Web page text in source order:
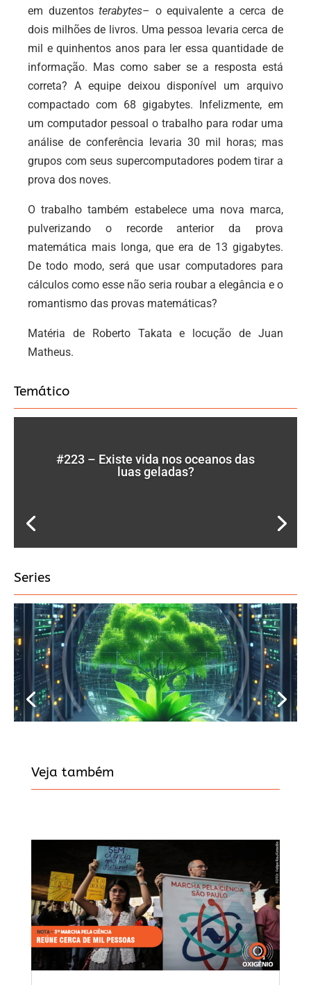
em duzentosterabytes– o equivalente a cerca de
dois milhões de livros. Uma pessoa levaria cerca de
mil e quinhentos anos para ler essa quantidade de
informação. Mas como saber se a resposta está
correta? A equipe deixou disponível um arquivo
compactado com 68 gigabytes. Infelizmente, em
um computador pessoal o trabalho para rodar uma
análise de conferência levaria 30 mil horas; mas
grupos com seus supercomputadores podem tirar a
prova dos noves.
O trabalho também estabelece uma nova marca,
pulverizando o recorde anterior da prova
matemática mais longa, que era de 13 gigabytes.
De todo modo, será que usar computadores para
cálculos como esse não seria roubar a elegância e o
romantismo das provas matemáticas?
Matéria de Roberto Takata e locução de Juan
Matheus.
Temático
#223 – Existe vida nos oceanos das
luas geladas?
Series
Veja também